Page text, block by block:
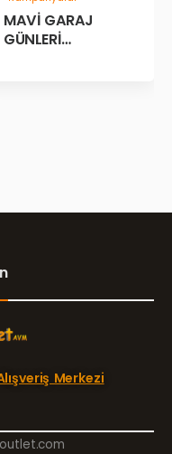
MAVİ GARAJ
GÜNLERİ
Merkezi